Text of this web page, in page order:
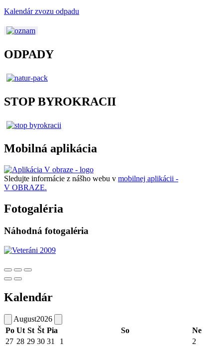
Kalendár zvozu odpadu
ODPADY
STOP BYROKRACII
Mobilná aplikácia
Sledujte informácie z nášho webu v mobilnej aplikácii -
V OBRAZE.
Fotogaléria
Náhodná fotogaléria
Kalendár
August2026
Po Ut St Št Pia So
Ne
27 28 29 30 31 1
2